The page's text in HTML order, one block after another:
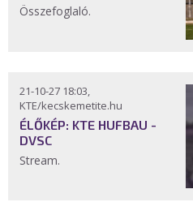
Összefoglaló.
21-10-27 18:03,
KTE/kecskemetite.hu
ÉLŐKÉP: KTE HUFBAU -
DVSC
Stream.